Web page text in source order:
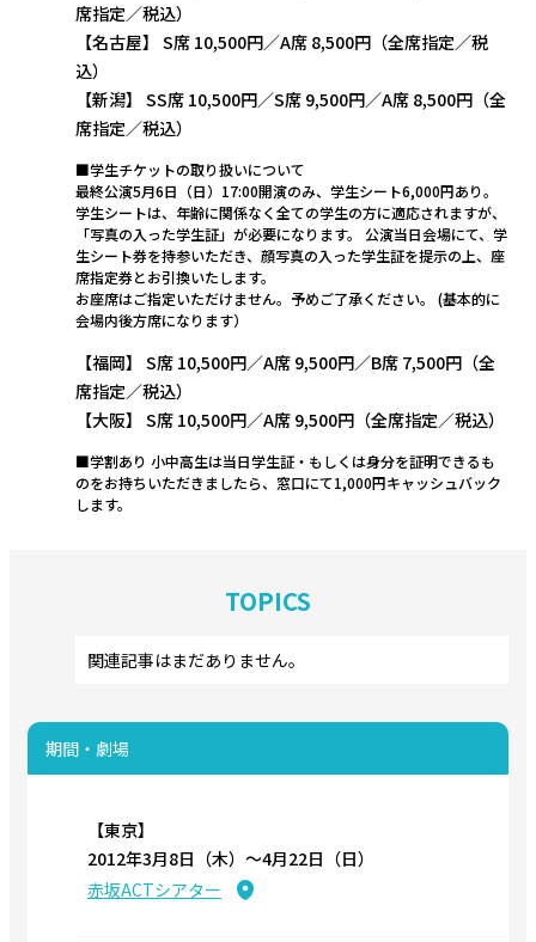
席指定／税込）
【名古屋】 S席 10,500円／A席 8,500円（全席指定／税
込）
【新潟】 SS席 10,500円／S席 9,500円／A席 8,500円（全
席指定／税込）
■学生チケットの取り扱いについて
最終公演5月6日（日）17:00開演のみ、学生シート6,000円あり。
学生シートは、年齢に関係なく全ての学生の方に適応されますが、
「写真の入った学生証」が必要になります。 公演当日会場にて、学
生シート券を持参いただき、顔写真の入った学生証を提示の上、座
席指定券とお引換いたします。
お座席はご指定いただけません。予めご了承ください。 (基本的に
会場内後方席になります）
【福岡】 S席 10,500円／A席 9,500円／B席 7,500円（全
席指定／税込）
【大阪】 S席 10,500円／A席 9,500円（全席指定／税込）
■学割あり 小中高生は当日学生証・もしくは身分を証明できるも
のをお持ちいただきましたら、窓口にて1,000円キャッシュバック
します。
TOPICS
関連記事はまだありません。
期間・劇場
【東京】
2012年3月8日（木）〜4月22日（日）
赤坂ACTシアター